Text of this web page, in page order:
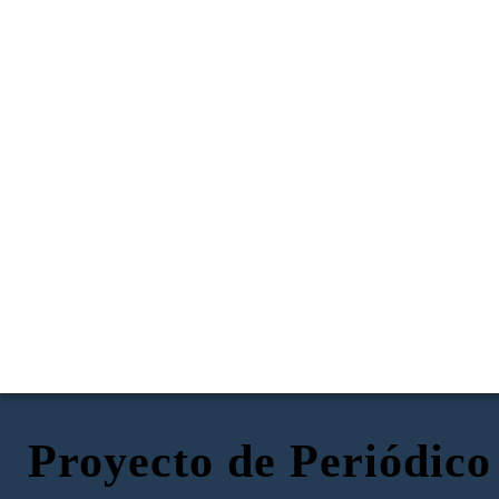
Proyecto de